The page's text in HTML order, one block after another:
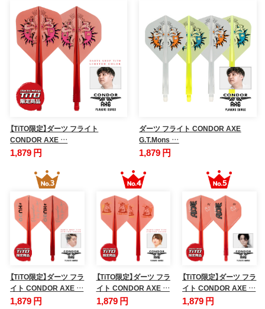
【TiTO限定】ダーツ フライト
CONDOR AXE …
1,879 円
ダーツ フライト CONDOR AXE
G.T.Mons …
1,879 円
【TiTO限定】ダーツ フラ
イト CONDOR AXE …
1,879 円
【TiTO限定】ダーツ フラ
イト CONDOR AXE …
1,879 円
【TiTO限定】ダーツ フラ
イト CONDOR AXE …
1,879 円